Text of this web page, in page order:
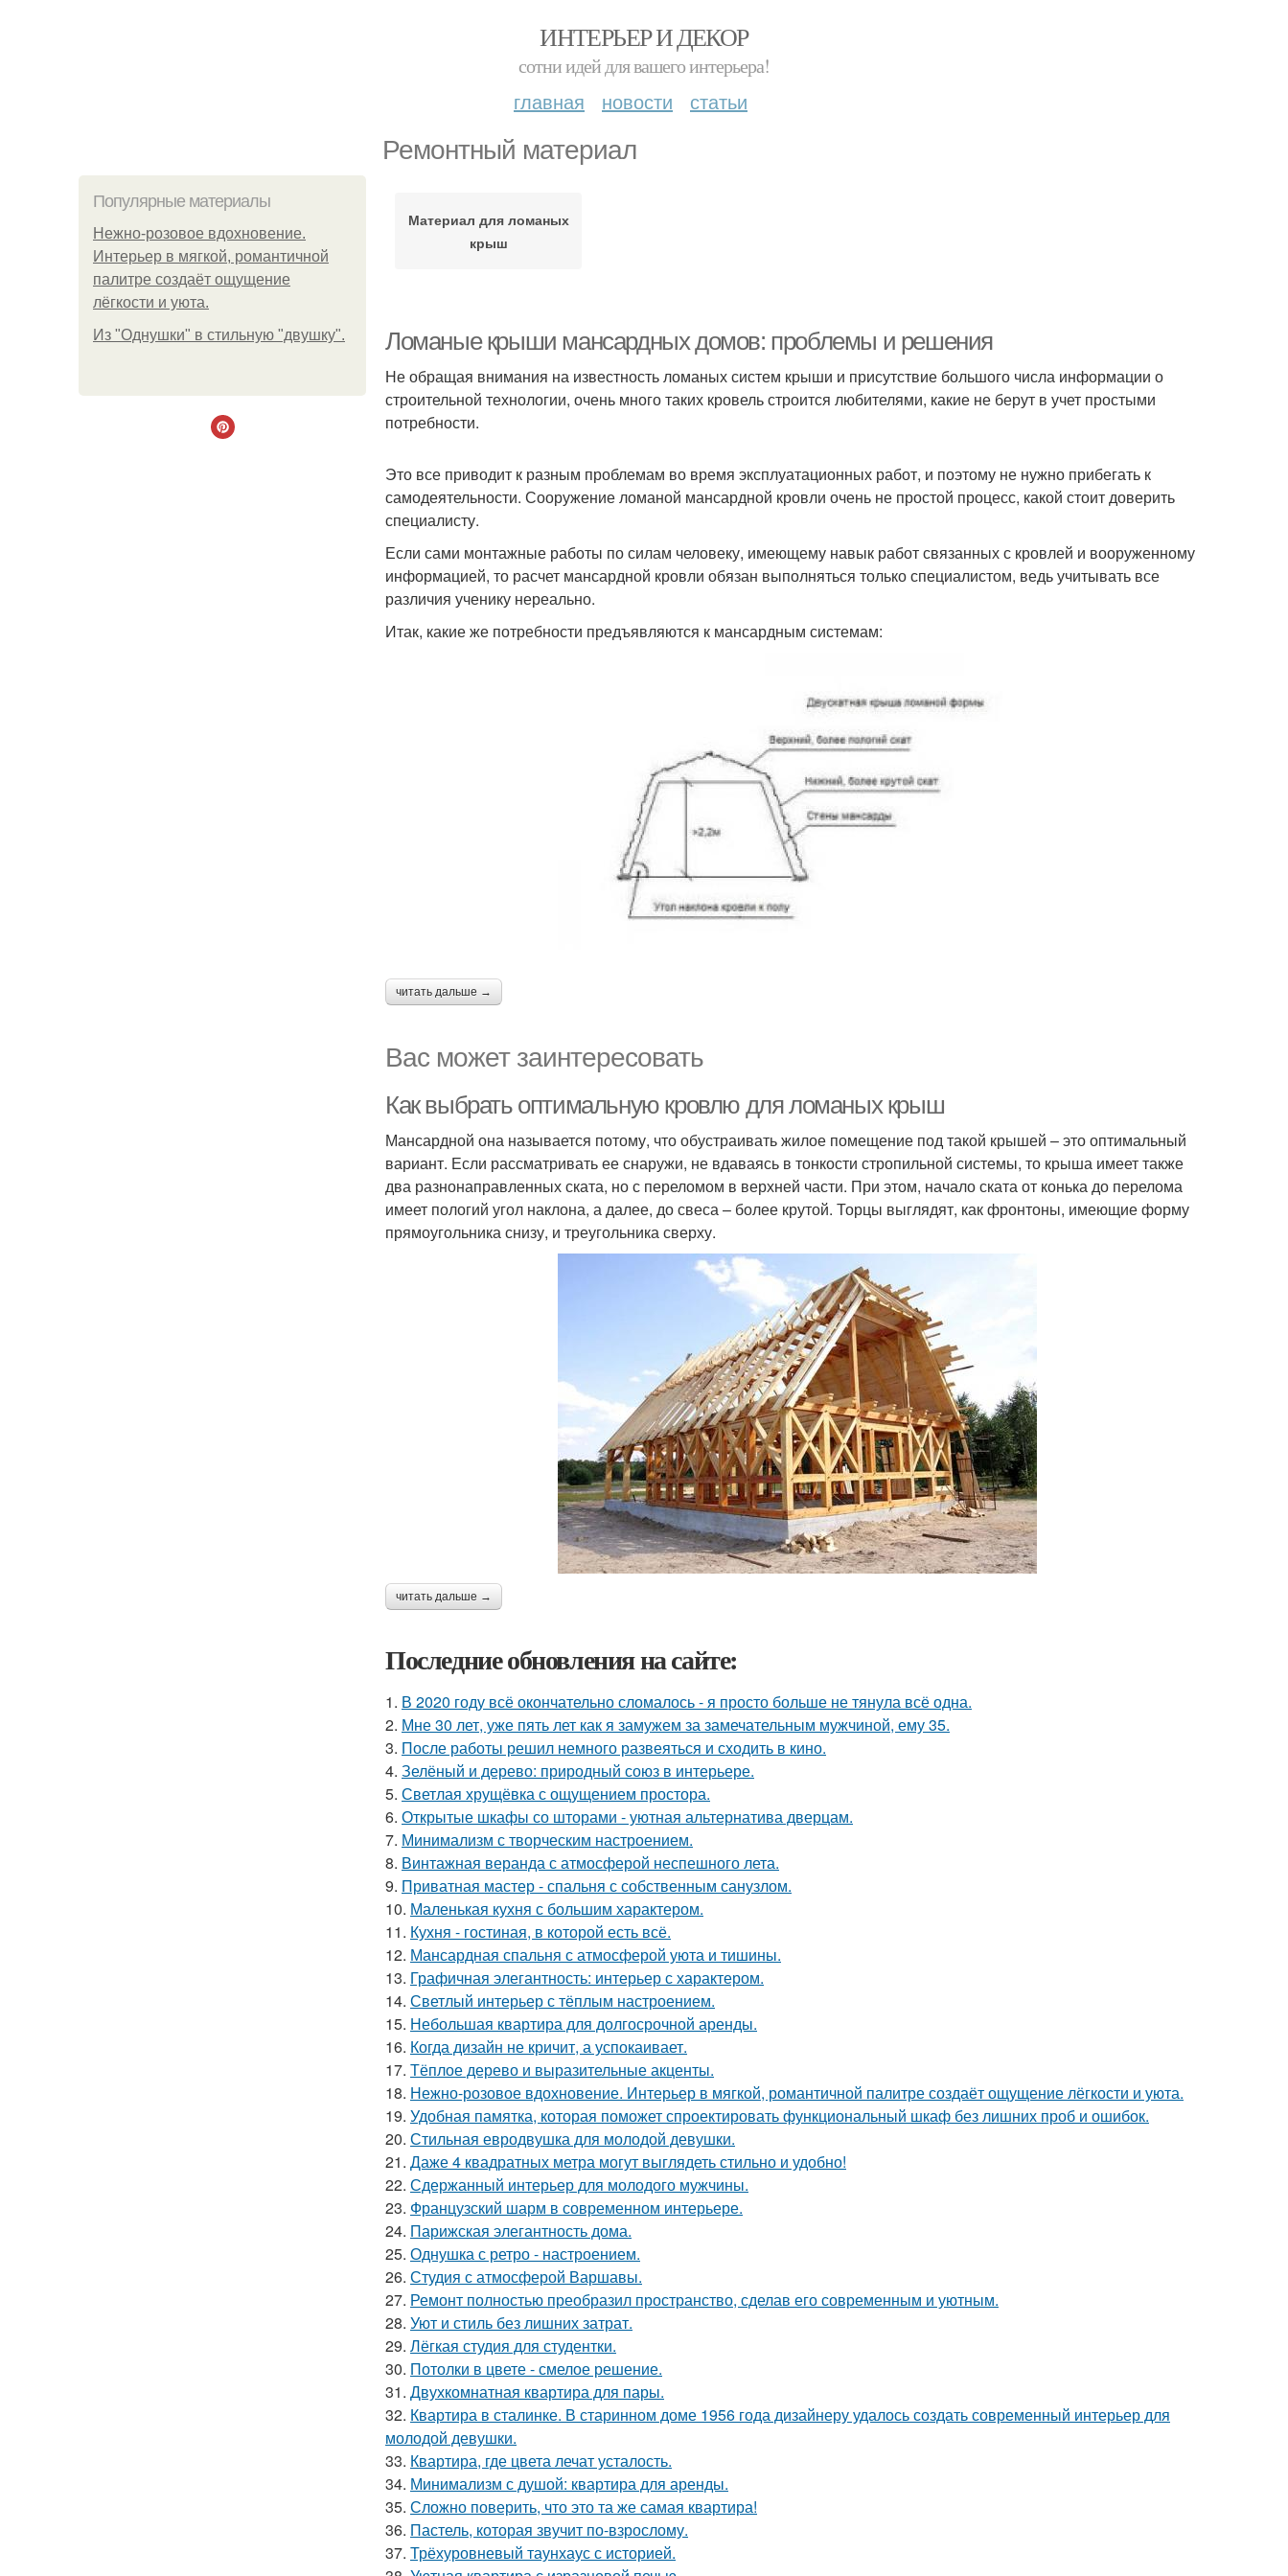
ИНТЕРЬЕР И ДЕКОР
сотни идей для вашего интерьера!
главная новости статьи
Ремонтный материал
Популярные материалы
Нежно-розовое вдохновение.
Интерьер в мягкой, романтичной
палитре создаёт ощущение
лёгкости и уюта.
Из "Однушки" в стильную "двушку".
Материал для ломаных
крыш
Ломаные крыши мансардных домов: проблемы и решения
Не обращая внимания на известность ломаных систем крыши и присутствие большого числа информации о
строительной технологии, очень много таких кровель строится любителями, какие не берут в учет простыми
потребности.
Это все приводит к разным проблемам во время эксплуатационных работ, и поэтому не нужно прибегать к
самодеятельности. Сооружение ломаной мансардной кровли очень не простой процесс, какой стоит доверить
специалисту.
Если сами монтажные работы по силам человеку, имеющему навык работ связанных с кровлей и вооруженному
информацией, то расчет мансардной кровли обязан выполняться только специалистом, ведь учитывать все
различия ученику нереально.
Итак, какие же потребности предъявляются к мансардным системам:
читать дальше →
Вас может заинтересовать
Как выбрать оптимальную кровлю для ломаных крыш
Мансардной она называется потому, что обустраивать жилое помещение под такой крышей – это оптимальный
вариант. Если рассматривать ее снаружи, не вдаваясь в тонкости стропильной системы, то крыша имеет также
два разнонаправленных ската, но с переломом в верхней части. При этом, начало ската от конька до перелома
имеет пологий угол наклона, а далее, до свеса – более крутой. Торцы выглядят, как фронтоны, имеющие форму
прямоугольника снизу, и треугольника сверху.
читать дальше →
Последние обновления на сайте:
1. В 2020 году всё окончательно сломалось - я просто больше не тянула всё одна.
2. Мне 30 лет, уже пять лет как я замужем за замечательным мужчиной, ему 35.
3. После работы решил немного развеяться и сходить в кино.
4. Зелёный и дерево: природный союз в интерьере.
5. Светлая хрущёвка с ощущением простора.
6. Открытые шкафы со шторами - уютная альтернатива дверцам.
7. Минимализм с творческим настроением.
8. Винтажная веранда с атмосферой неспешного лета.
9. Приватная мастер - спальня с собственным санузлом.
10. Маленькая кухня с большим характером.
11. Кухня - гостиная, в которой есть всё.
12. Мансардная спальня с атмосферой уюта и тишины.
13. Графичная элегантность: интерьер с характером.
14. Светлый интерьер с тёплым настроением.
15. Небольшая квартира для долгосрочной аренды.
16. Когда дизайн не кричит, а успокаивает.
17. Тёплое дерево и выразительные акценты.
18. Нежно-розовое вдохновение. Интерьер в мягкой, романтичной палитре создаёт ощущение лёгкости и уюта.
19. Удобная памятка, которая поможет спроектировать функциональный шкаф без лишних проб и ошибок.
20. Стильная евродвушка для молодой девушки.
21. Даже 4 квадратных метра могут выглядеть стильно и удобно!
22. Сдержанный интерьер для молодого мужчины.
23. Французский шарм в современном интерьере.
24. Парижская элегантность дома.
25. Однушка с ретро - настроением.
26. Студия с атмосферой Варшавы.
27. Ремонт полностью преобразил пространство, сделав его современным и уютным.
28. Уют и стиль без лишних затрат.
29. Лёгкая студия для студентки.
30. Потолки в цвете - смелое решение.
31. Двухкомнатная квартира для пары.
32. Квартира в сталинке. В старинном доме 1956 года дизайнеру удалось создать современный интерьер для
молодой девушки.
33. Квартира, где цвета лечат усталость.
34. Минимализм с душой: квартира для аренды.
35. Сложно поверить, что это та же самая квартира!
36. Пастель, которая звучит по-взрослому.
37. Трёхуровневый таунхаус с историей.